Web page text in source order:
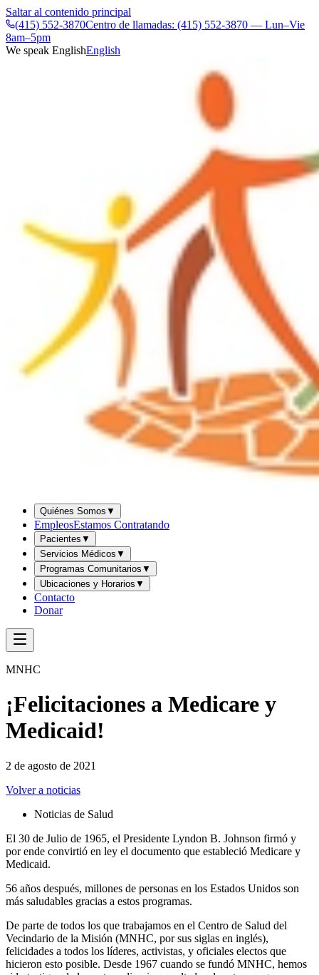
Saltar al contenido principal
(415) 552-3870Centro de llamadas: (415) 552-3870 — Lun–Vie
8am–5pm
We speak EnglishEnglish
Quiénes Somos ▼
EmpleosEstamos Contratando
Pacientes ▼
Servicios Médicos ▼
Programas Comunitarios ▼
Ubicaciones y Horarios ▼
Contacto
Donar
MNHC
¡Felicitaciones a Medicare y
Medicaid!
2 de agosto de 2021
Volver a noticias
Noticias de Salud
El 30 de Julio de 1965, el Presidente Lyndon B. Johnson firmó y
por ende convirtió en ley el documento que estableció Medicare y
Medicaid.
56 años después, millones de personas en los Estados Unidos son
más saludables gracias a estos programas.
De parte de todos los que trabajamos en el Centro de Salud del
Vecindario de la Misión (MNHC, por sus siglas en inglés),
felicidades a todos los líderes, activistas, y oficiales electos que
hicieron esto posible. Desde 1967 cuando se fundó MNHC, hemos